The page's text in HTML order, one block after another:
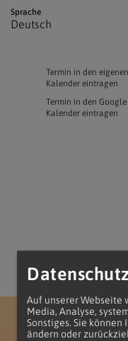
Sprache
Deutsch
Termin in den eigenen
Kalender eintragen
Termin in den Google
Kalender eintragen
Erzdiözese Wien
Dekanat
Auf unserer Webseite
Media, Analyse,
Sonstiges. Sie
ändern oder